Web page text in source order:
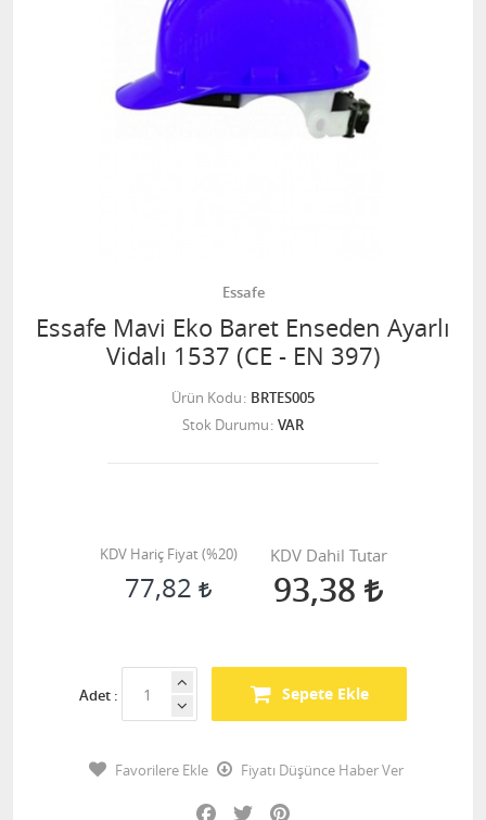
Essafe
Essafe Mavi Eko Baret Enseden Ayarlı
Vidalı 1537 (CE - EN 397)
Ürün Kodu BRTES005
Stok Durumu VAR
KDV Hariç Fiyat (%20)
77,82
KDV Dahil Tutar
93,38
Adet : Sepete Ekle
Favorilere Ekle
Fiyatı Düşünce Haber Ver
Facebook
Twitter